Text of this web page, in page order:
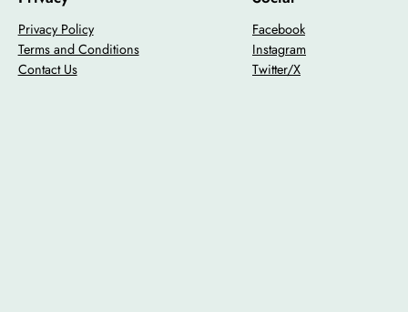
Privacy Policy
Terms and Conditions
Contact Us
Facebook
Instagram
Twitter/X